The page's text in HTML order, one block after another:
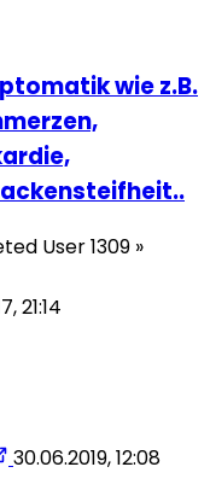
wie z.B.
User 1309 »
21:14
30.06.2019, 12:08